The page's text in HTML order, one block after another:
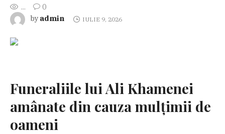
...
0
by admin IULIE 9, 2026
Funeraliile lui Ali Khamenei
amânate din cauza mulțimii de
oameni